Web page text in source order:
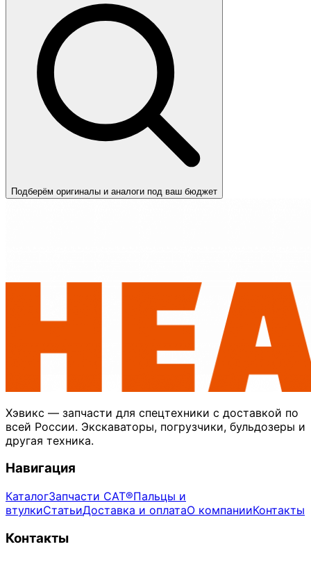
Подберём оригиналы и аналоги под ваш бюджет
Хэвикс — запчасти для спецтехники с доставкой по
всей России. Экскаваторы, погрузчики, бульдозеры и
другая техника.
Навигация
КаталогЗапчасти CAT®Пальцы и
втулкиСтатьиДоставка и оплатаО компанииКонтакты
Контакты